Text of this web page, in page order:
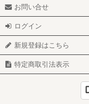
お問い合せ
ログイン
新規登録はこちら
特定商取引法表示